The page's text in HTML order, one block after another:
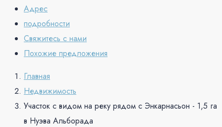
Адрес
подробности
Свяжитесь с нами
Похожие предложения
Главная
Недвижимость
Участок с видом на реку рядом с Энкарнасьон - 1,5 га
в Нуэва Альборада